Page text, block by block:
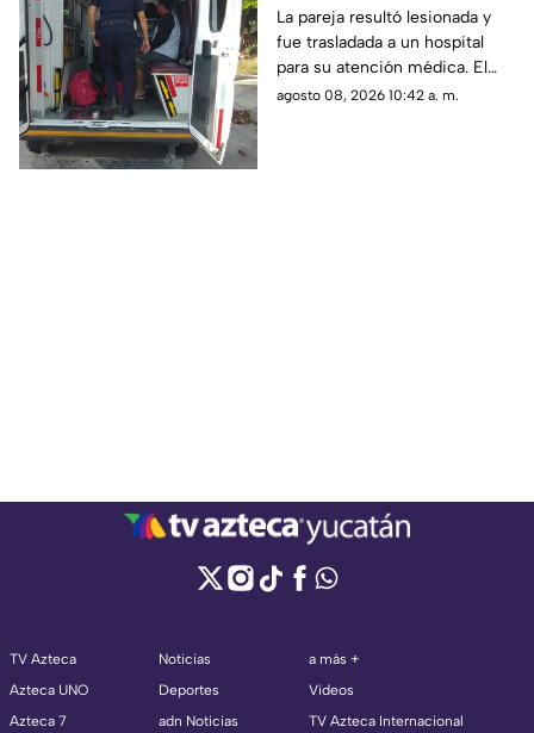
pareja termina a g0lpes
en Mérida; reportan
lesionados
La pareja resultó lesionada y
fue trasladada a un hospital
para su atención médica. El
momento encendió las
agosto 08, 2026 10:42 a. m.
TV Azteca
Azteca UNO
Azteca 7
Noticias
Deportes
adn Noticias
a más +
Videos
TV Azteca Internacional